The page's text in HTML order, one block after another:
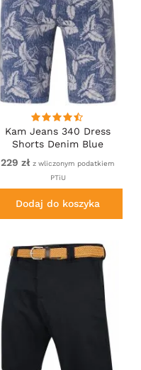
Kam Jeans 340 Dress
Shorts Denim Blue
229 zł z wliczonym podatkiem
PTiU
Dodaj do koszyka